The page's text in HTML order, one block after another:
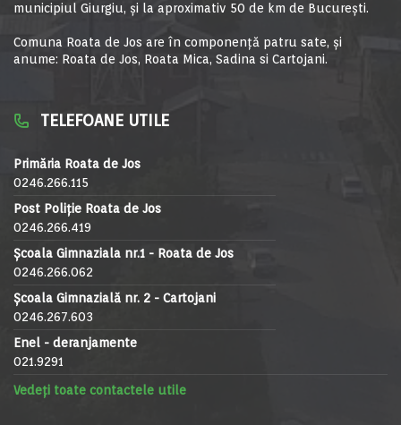
municipiul Giurgiu, şi la aproximativ 50 de km de Bucureşti.
Comuna Roata de Jos are în componență patru sate, și
anume: Roata de Jos, Roata Mica, Sadina si Cartojani.
TELEFOANE UTILE
Primăria Roata de Jos
0246.266.115
Post Poliție Roata de Jos
0246.266.419
Școala Gimnaziala nr.1 - Roata de Jos
0246.266.062
Școala Gimnazială nr. 2 - Cartojani
0246.267.603
Enel - deranjamente
021.9291
Vedeți toate contactele utile